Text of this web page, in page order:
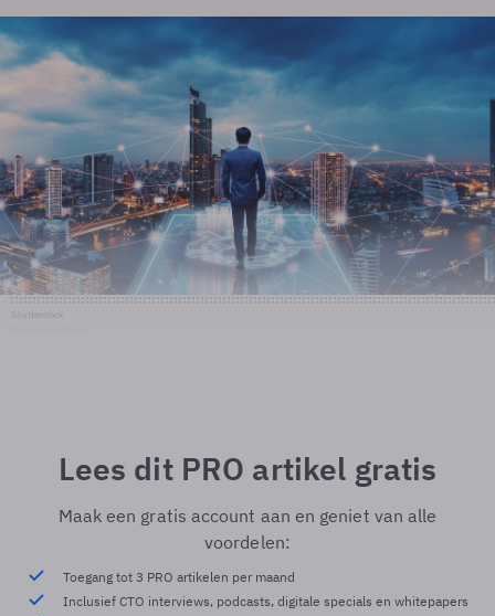
Lees dit PRO artikel gratis
Maak een gratis account aan en geniet van alle
voordelen:
Toegang tot 3 PRO artikelen per maand
Inclusief CTO interviews, podcasts, digitale specials en whitepapers